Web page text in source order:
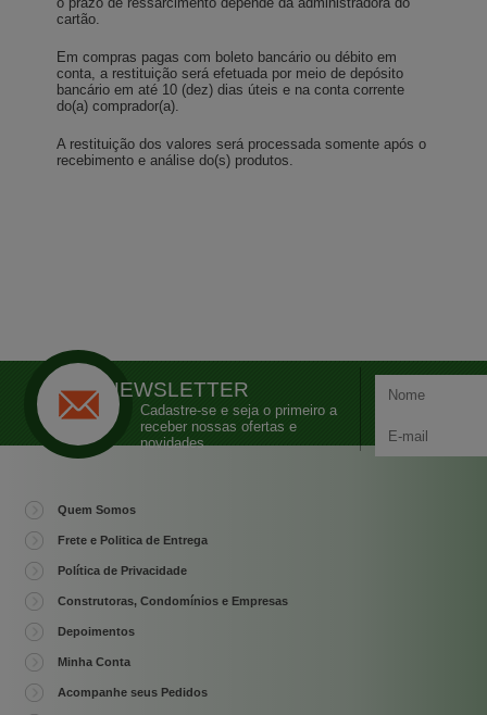
cartão.
Em compras pagas com boleto bancário ou débito em
conta, a restituição será efetuada por meio de depósito
bancário em até 10 (dez) dias úteis e na conta corrente
do(a) comprador(a).
A restituição dos valores será processada somente após o
recebimento e análise do(s) produtos.
NEWSLETTER
Cadastre-se e seja o primeiro a
receber nossas ofertas e
novidades
Quem Somos
Frete e Politica de Entrega
Política de Privacidade
Construtoras, Condomínios e Empresas
Depoimentos
Minha Conta
Acompanhe seus Pedidos